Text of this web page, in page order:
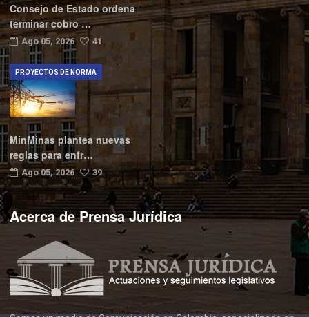
Consejo de Estado ordena
terminar cobro …
Ago 05, 2026 41
MinMinas plantea nuevas
reglas para enfr…
Ago 05, 2026 39
PROYECTOS DE NORMA
Acerca de Prensa Jurídica